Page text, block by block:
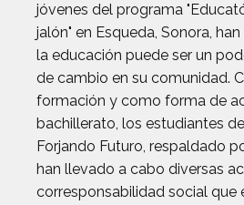
jóvenes del programa
jalón" en Esqueda, Sonora,
la educación puede ser un
de cambio en su comunidad.
formación y como forma de
bachillerato, los estudiantes
Forjando Futuro, respaldado
han llevado a cabo diversas
corresponsabilidad social que